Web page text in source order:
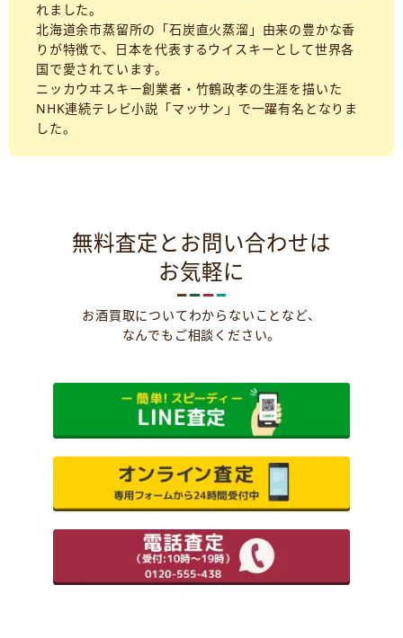
れました。
北海道余市蒸留所の「石炭直火蒸溜」由来の豊かな香
りが特徴で、日本を代表するウイスキーとして世界各
国で愛されています。
ニッカウヰスキー創業者・竹鶴政孝の生涯を描いた
NHK連続テレビ小説「マッサン」で一躍有名となりま
した。
無料査定とお問い合わせは
お気軽に
お酒買取についてわからないことなど、
なんでもご相談ください。